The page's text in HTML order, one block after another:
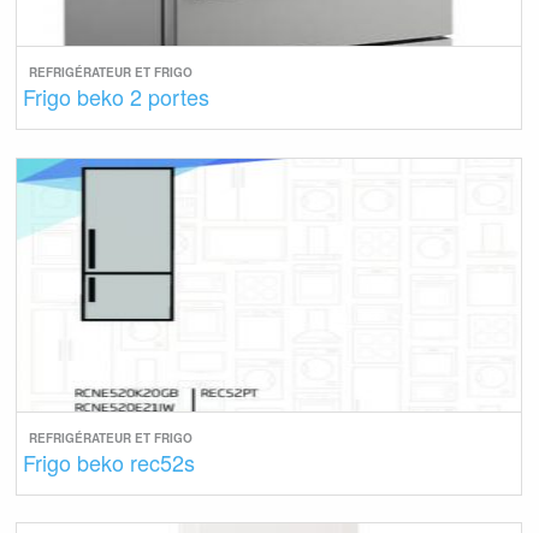
REFRIGÉRATEUR ET FRIGO
Frigo beko 2 portes
REFRIGÉRATEUR ET FRIGO
Frigo beko rec52s